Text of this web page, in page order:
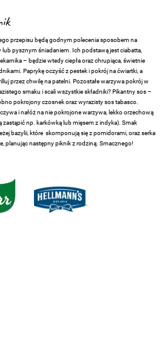
przepisu będą godnym polecenia sposobem na
pysznym śniadaniem. Ich podstawą jest ciabatta,
– będzie wtedy ciepła oraz chrupiąca, świetnie
Paprykę oczyść z pestek i pokrój na ćwiartki, a
przez chwilę na patelni. Pozostałe warzywa pokrój w
smaku i scali wszystkie składniki? Pikantny sos –
pokrojony czosnek oraz wyrazisty sos tabasco.
i nałóż na nie pokrojone warzywa, lekko orzechową
zastąpić np. karkówką lub mięsem z indyka). Smak
bazylii, które skomponują się z pomidorami, oraz serka
planując następny piknik z rodziną. Smacznego!